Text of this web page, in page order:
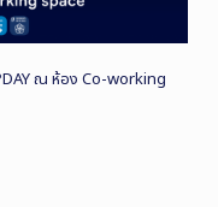
ณ ห้อง Co-working